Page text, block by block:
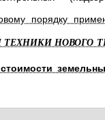
порядку
ТЕХНИКИ НОВОГО